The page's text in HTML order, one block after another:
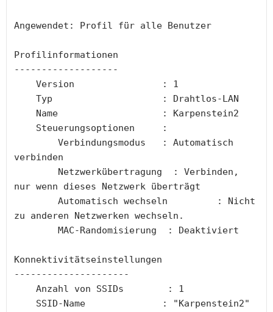
Angewendet: Profil für alle Benutzer
Profilinformationen
-------------------
    Version                : 1
    Typ                    : Drahtlos-LAN
    Name                   : Karpenstein2
    Steuerungsoptionen     :
verbinden
nur wenn dieses Netzwerk überträgt
zu anderen Netzwerken wechseln.
        MAC-Randomisierung  : Deaktiviert
Konnektivitätseinstellungen
---------------------
    Anzahl von SSIDs        : 1
    SSID-Name              : "Karpenstein2"